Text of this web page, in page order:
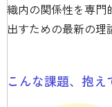
織内の関係性を専門
出すための最新の理
こんな課題、抱え